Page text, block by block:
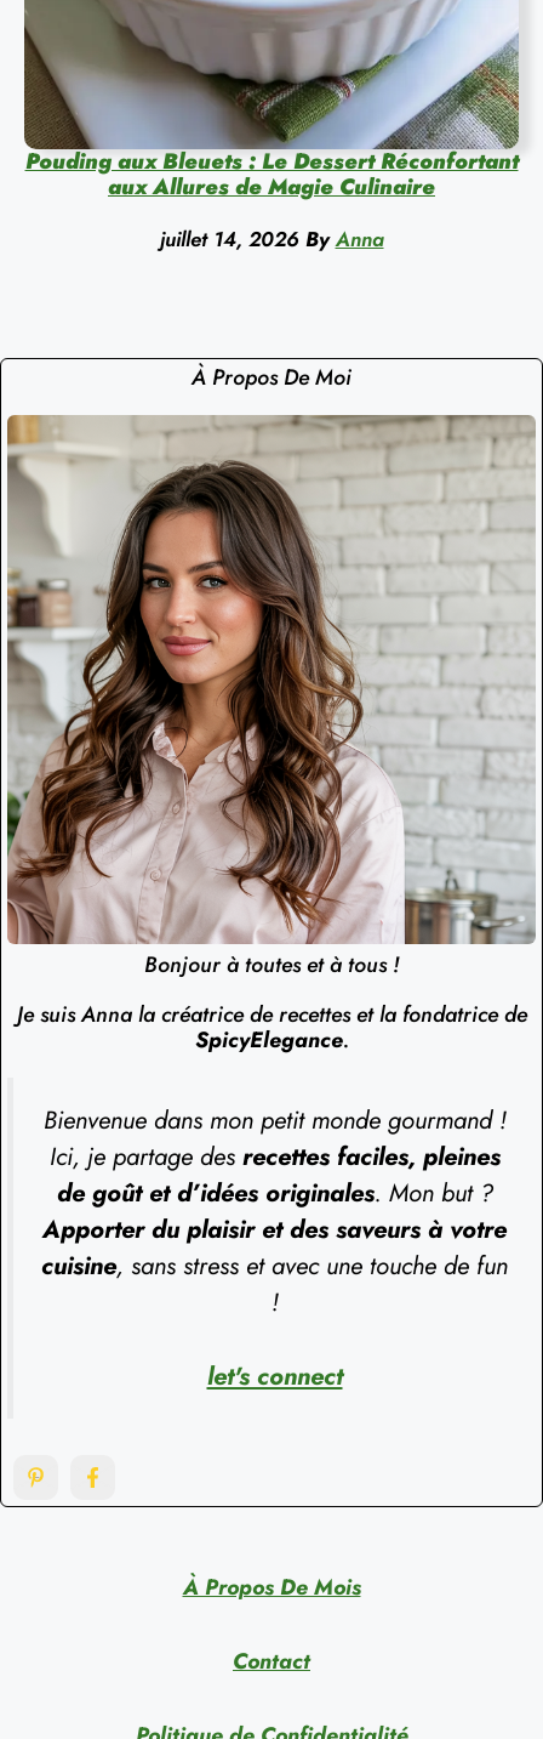
Pouding aux Bleuets : Le Dessert Réconfortant
aux Allures de Magie Culinaire
juillet 14, 2026 By Anna
À Propos De Moi
Bonjour à toutes et à tous !
Je suis Anna la créatrice de recettes et la fondatrice de
SpicyElegance.
Bienvenue dans mon petit monde gourmand !
Ici, je partage des recettes faciles, pleines
de goût et d’idées originales. Mon but ?
Apporter du plaisir et des saveurs à votre
cuisine, sans stress et avec une touche de fun
!
let's connect
À Propos De Mois
Contact